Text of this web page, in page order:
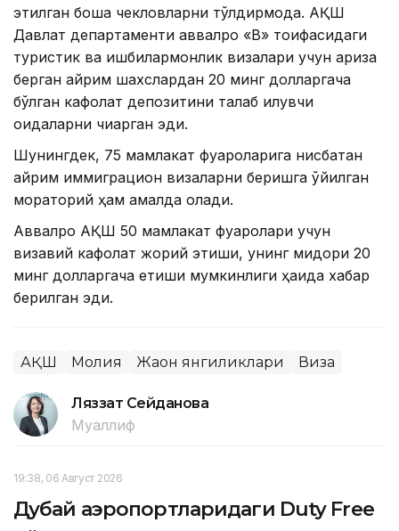
этилган бошқа чекловларни тўлдирмоқда. АҚШ
Давлат департаменти аввалроқ «B» тоифасидаги
туристик ва ишбилармонлик визалари учун ариза
берган айрим шахслардан 20 минг долларгача
бўлган кафолат депозитини талаб қилувчи
қоидаларни чиқарган эди.
Шунингдек, 75 мамлакат фуқароларига нисбатан
айрим иммиграцион визаларни беришга қўйилган
мораторий ҳам амалда қолади.
Аввалроқ АҚШ 50 мамлакат фуқаролари учун
визавий кафолат жорий этиши, унинг миқдори 20
минг долларгача етиши мумкинлиги ҳақида хабар
берилган эди.
АҚШ Молия Жаҳон янгиликлари Виза
Ляззат Сейданова
Муаллиф
19:38, 06 Август 2026
Дубай аэропортларидаги Duty Free